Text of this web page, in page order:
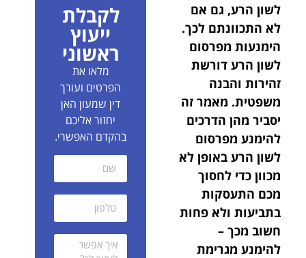
לשון הרע, גם אם
לא התכוונתם לכך.
הימנעות מפרסום
לשון הרע דורשת
זהירות והבנה
משפטית. מאמר זה
יסביר מהן הדרכים
להימנע מפרסום
לשון הרע באופן לא
מכוון כדי לחסוך
מכם התעסקות
בתביעות ולא פחות
חשוב מכך –
להימנע מגרימת
לקבלת
ייעוץ
ראשוני
מלאו את
הפרטים ועורך
דין שמעון האן
יחזור אליכם
בהקדם האפשרי.